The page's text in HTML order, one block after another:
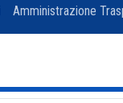
(current)
Amministrazione